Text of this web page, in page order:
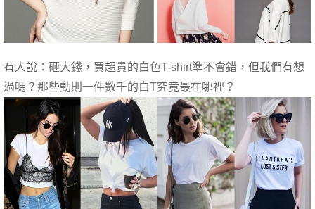
有人說：砸大錢，買超貴的白色T-shirt準不會錯，但我們有想
過嗎？那些動則一件數千的白T究竟最在哪裡？